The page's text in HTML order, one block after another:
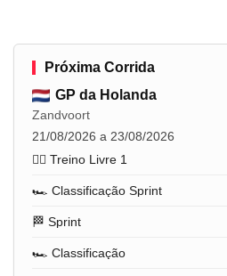
Próxima Corrida
GP da Holanda
Zandvoort
21/08/2026 a 23/08/2026
🏋️‍♂️ Treino Livre 1
🏎️ Classificação Sprint
🏁 Sprint
🏎️ Classificação